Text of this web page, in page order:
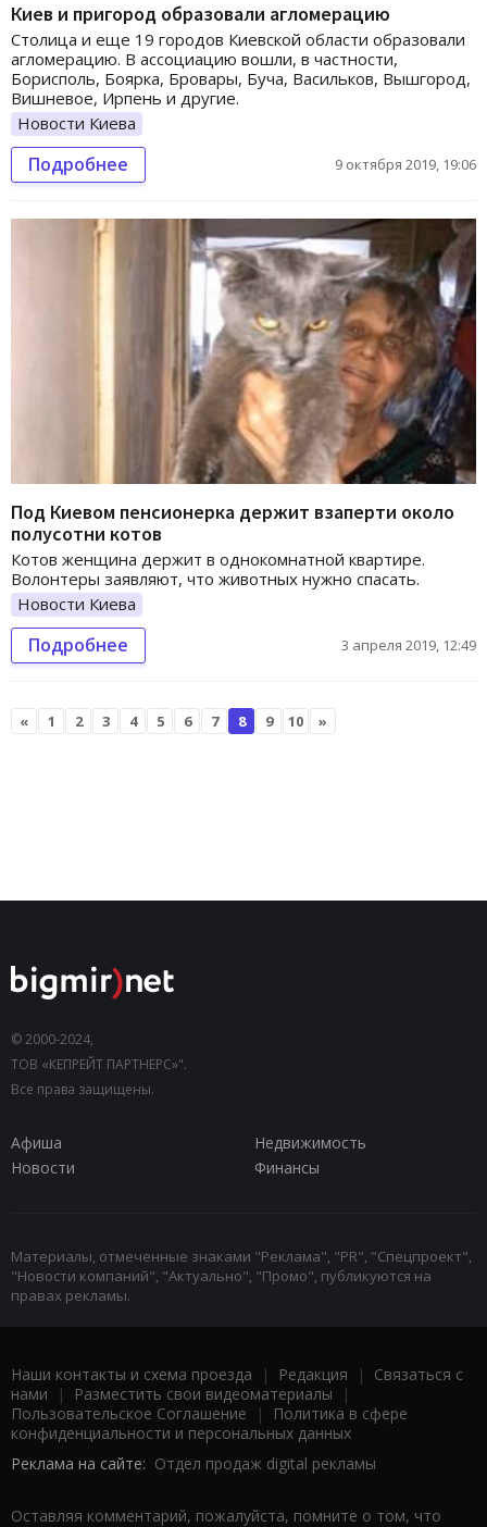
Киев и пригород образовали агломерацию
Столица и еще 19 городов Киевской области образовали
агломерацию. В ассоциацию вошли, в частности,
Борисполь, Боярка, Бровары, Буча, Васильков, Вышгород,
Вишневое, Ирпень и другие.
Новости Киева
Подробнее 9 октября 2019, 19:06
Под Киевом пенсионерка держит взаперти около
полусотни котов
Котов женщина держит в однокомнатной квартире.
Волонтеры заявляют, что животных нужно спасать.
Новости Киева
Подробнее 3 апреля 2019, 12:49
« 1 2 3 4 5 6 7 8 9 10 »
© 2000-2024,
ТОВ «КЕПРЕЙТ ПАРТНЕРС»".
Все права защищены.
Афиша
Недвижимость
Новости
Финансы
Материалы, отмеченные знаками "Реклама", "PR", "Спецпроект",
"Новости компаний", "Актуально", "Промо", публикуются на
правах рекламы.
Наши контакты и схема проезда | Редакция | Связаться с
нами | Разместить свои видеоматериалы |
Пользовательское Соглашение |
Политика в сфере
конфиденциальности и персональных данных
Реклама на сайте: Отдел продаж digital рекламы
Оставляя комментарий, пожалуйста, помните о том, что